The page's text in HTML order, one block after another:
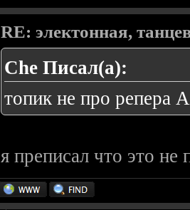
RE: электонная,
Che Писал(а):
топик не про репера
я преписал что это